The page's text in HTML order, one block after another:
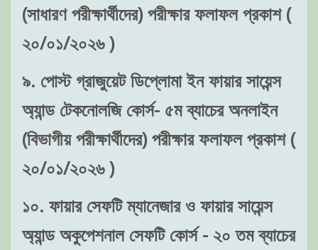
(সাধারণ পরীক্ষার্থীদের) পরীক্ষার ফলাফল প্রকাশ (
২০/০১/২০২৬ )
৯. পোস্ট গ্রাজুয়েট ডিপ্লোমা ইন ফায়ার সায়েন্স
অ্যান্ড টেকনোলজি কোর্স- ৫ম ব্যাচের অনলাইন
(বিভাগীয় পরীক্ষার্থীদের) পরীক্ষার ফলাফল প্রকাশ (
২০/০১/২০২৬ )
১০. ফায়ার সেফটি ম্যানেজার ও ফায়ার সায়েন্স
অ্যান্ড অকুপেশনাল সেফটি কোর্স - ২০ তম ব্যাচের